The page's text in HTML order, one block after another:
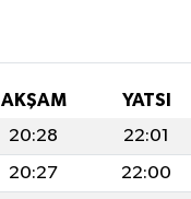
AKŞAM
YATSI
20:28
22:01
20:27
22:00